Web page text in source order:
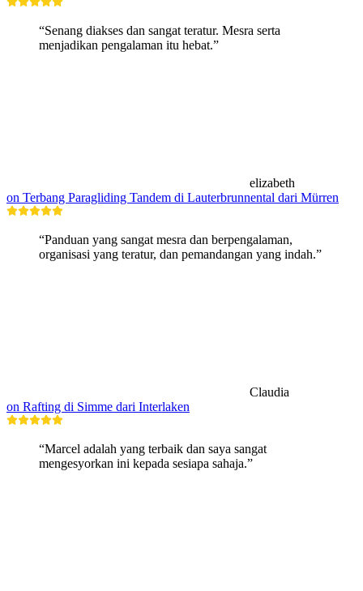
“Senang diakses dan sangat teratur. Mesra serta
menjadikan pengalaman itu hebat.”
elizabeth
on Terbang Paragliding Tandem di Lauterbrunnental dari Mürren
“Panduan yang sangat mesra dan berpengalaman,
organisasi yang teratur, dan pemandangan yang indah.”
Claudia
on Rafting di Simme dari Interlaken
“Marcel adalah yang terbaik dan saya sangat
mengesyorkan ini kepada sesiapa sahaja.”